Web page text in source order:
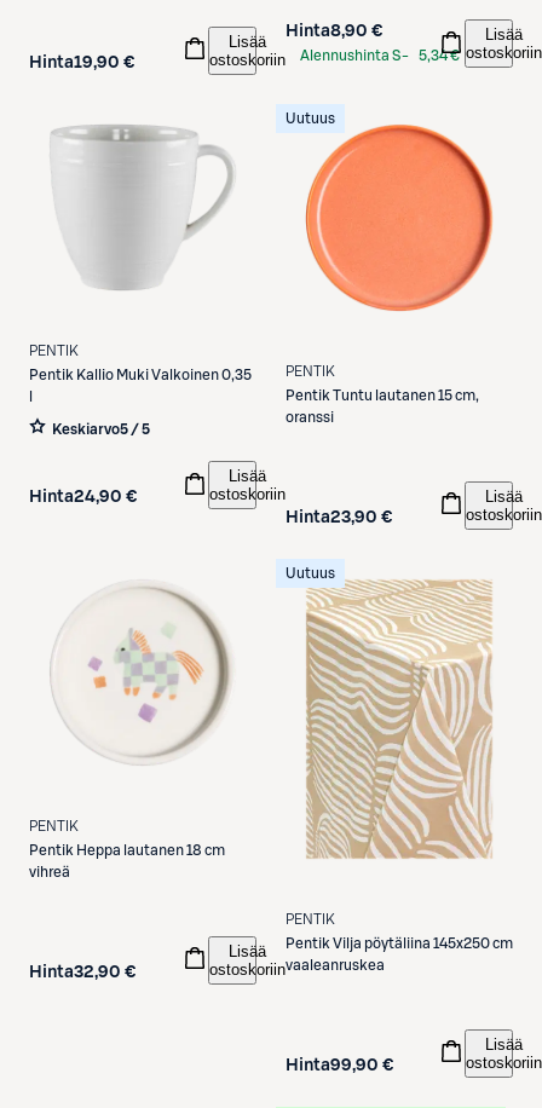
Hinta19,90 €
Lisää
ostoskoriin
Hinta8,90 €
Alennushinta S-
5,34 €
Lisää
ostoskoriin
PENTIK
Pentik Kallio Muki Valkoinen 0,35
Keskiarvo5 / 5
Hinta24,90 €
Lisää
ostoskoriin
Uutuus
PENTIK
Pentik Tuntu lautanen 15 cm,
oranssi
Hinta23,90 €
Lisää
ostoskoriin
PENTIK
Pentik Heppa lautanen 18 cm
vihreä
Hinta32,90 €
Lisää
ostoskoriin
Uutuus
PENTIK
Pentik Vilja pöytäliina 145x250 cm
vaaleanruskea
Hinta99,90 €
Lisää
ostoskoriin